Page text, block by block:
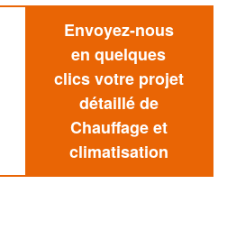
Envoyez-nous
en quelques
clics votre projet
détaillé de
Chauffage et
climatisation